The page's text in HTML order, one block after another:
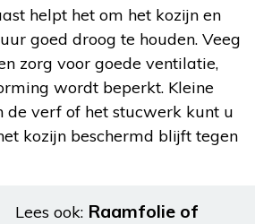
helpt het om het kozijn en
goed droog te houden. Veeg
zorg voor goede ventilatie,
wordt beperkt. Kleine
de verf of het stucwerk kunt u
kozijn beschermd blijft tegen
Lees ook: Raamfolie of